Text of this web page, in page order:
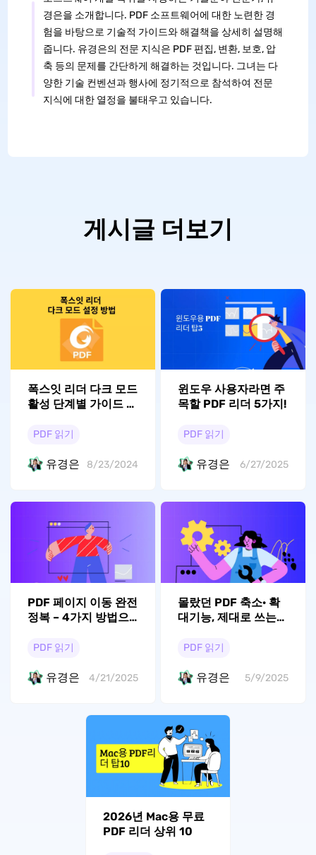
경은을 소개합니다. PDF 소프트웨어에 대한 노련한 경
험을 바탕으로 기술적 가이드와 해결책을 상세히 설명해
줍니다. 유경은의 전문 지식은 PDF 편집, 변환, 보호, 압
축 등의 문제를 간단하게 해결하는 것입니다. 그녀는 다
양한 기술 컨벤션과 행사에 정기적으로 참석하여 전문
지식에 대한 열정을 불태우고 있습니다.
게시글 더보기
폭스잇 리더 다크 모드
활성 단계별 가이드 방
PDF 읽기
유경은 8/23/2024
윈도우 사용자라면 주
목할 PDF 리더 5가지!
PDF 읽기
유경은 6/27/2025
PDF 페이지 이동 완전
정복 – 4가지 방법으
PDF 읽기
유경은 4/21/2025
몰랐던 PDF 축소· 확
대기능, 제대로 쓰는
PDF 읽기
유경은 5/9/2025
2026년 Mac용 무료
PDF 리더 상위 10